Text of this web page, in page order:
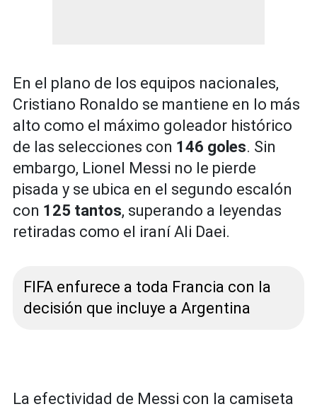
En el plano de los equipos nacionales,
Cristiano Ronaldo se mantiene en lo más
alto como el máximo goleador histórico
de las selecciones con 146 goles. Sin
embargo, Lionel Messi no le pierde
pisada y se ubica en el segundo escalón
con 125 tantos, superando a leyendas
retiradas como el iraní Ali Daei.
FIFA enfurece a toda Francia con la
decisión que incluye a Argentina
La efectividad de Messi con la camiseta